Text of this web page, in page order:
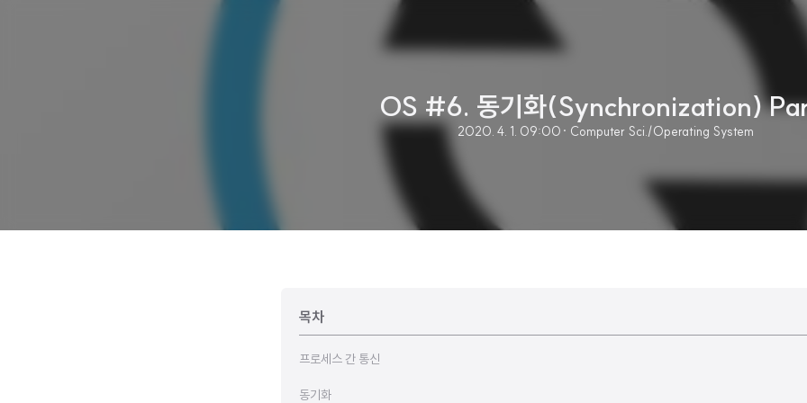
OS #6. 동기화(Synchronization)
2020. 4. 1. 09:00 · Computer Sci./Operating System
목차
프로세스 간 통신
동기화